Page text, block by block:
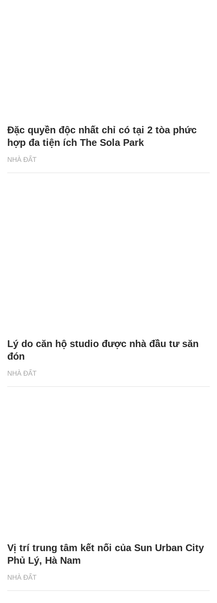
NHÀ ĐẤT
Đặc quyền độc nhất chỉ có tại 2 tòa phức
hợp đa tiện ích The Sola Park
NHÀ ĐẤT
Lý do căn hộ studio được nhà đầu tư săn
đón
NHÀ ĐẤT
Vị trí trung tâm kết nối của Sun Urban City
Phủ Lý, Hà Nam